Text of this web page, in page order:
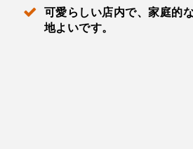
可愛らしい店内で、家庭的
地よいです。